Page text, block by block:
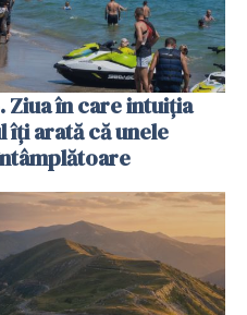
Ziua în care intuiția
îți arată că unele